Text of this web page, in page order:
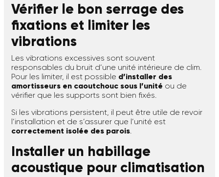
Vérifier le bon serrage des
fixations et limiter les
vibrations
Les vibrations excessives sont souvent
responsables du bruit d’une unité intérieure de clim.
Pour les limiter, il est possible d’installer des
amortisseurs en caoutchouc sous l’unité ou de
vérifier que les supports sont bien fixés.
Si les vibrations persistent, il peut être utile de revoir
l’installation et de s’assurer que l’unité est
correctement isolée des parois.
Installer un habillage
acoustique pour climatisation